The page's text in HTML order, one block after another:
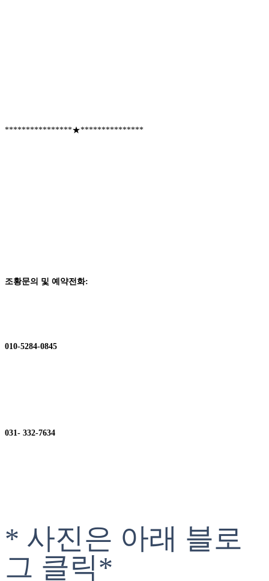
****************★***************
조황문의 및 예약전화:
010-5284-0845
031- 332-7634
* 사진은 아래 블로
그 클릭*